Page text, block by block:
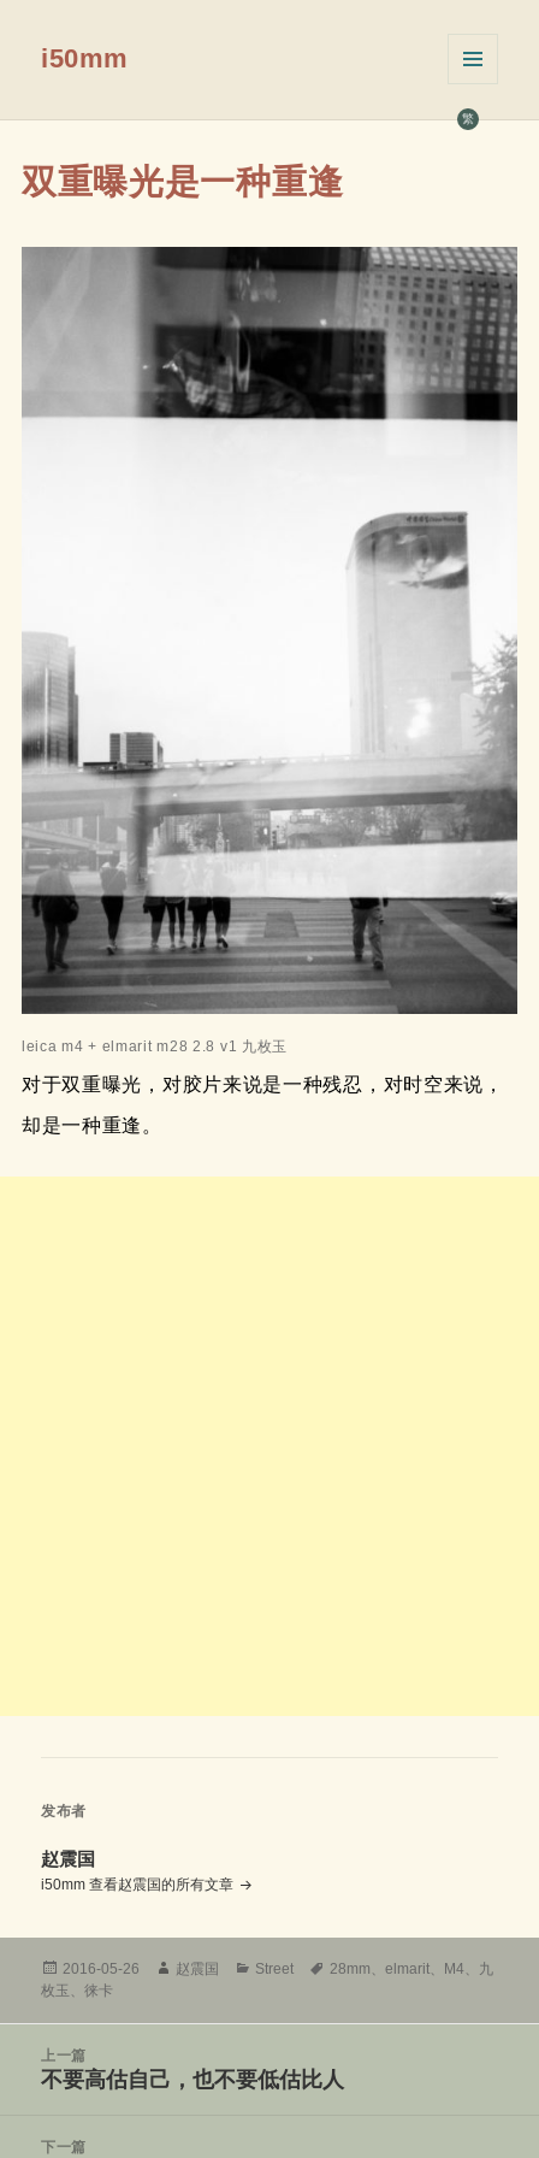
繁
i50mm
挂件
双重曝光是一种重逢
leica m4 + elmarit m28 2.8 v1 九枚玉
对于双重曝光，对胶片来说是一种残忍，对时空来说，
却是一种重逢。
发布者
赵震国
i50mm查看赵震国的所有文章
发
布
2016-05-26
作
赵震国
分
Street
标
28mm 、elmarit、 M4 、 九
枚玉 、徕卡
上一篇
上
文
不要高估自己，也不要低估比人
下一篇